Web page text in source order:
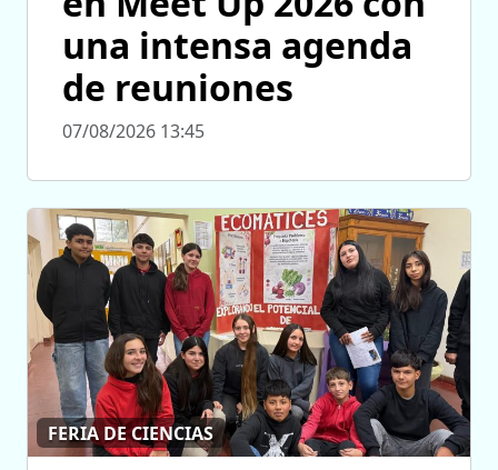
una intensa agenda
de reuniones
07/08/2026 13:45
FERIA DE CIENCIAS